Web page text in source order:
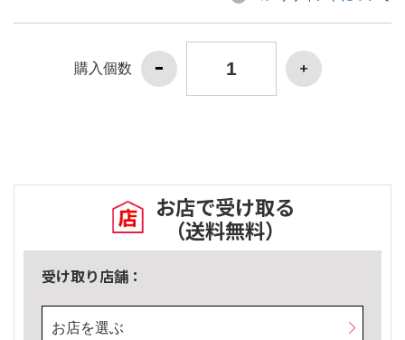
購入個数
お店で受け取る
（送料無料）
受け取り店舗：
お店を選ぶ